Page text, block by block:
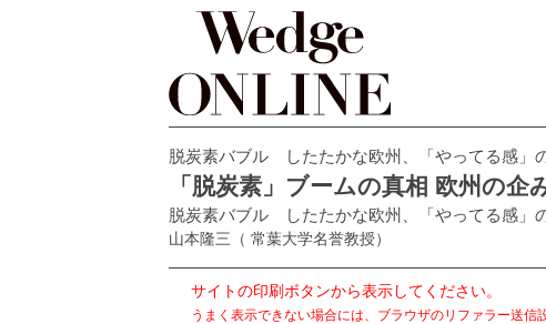
脱炭素バブル したたかな欧州、「やってる感」
「脱炭素」ブームの真相 欧州の企
脱炭素バブル したたかな欧州、「やってる感」
山本隆三 （ 常葉大学名誉教授）
サイトの印刷ボタンから表示してください。
うまく表示できない場合には、ブラウザのリファラー送信